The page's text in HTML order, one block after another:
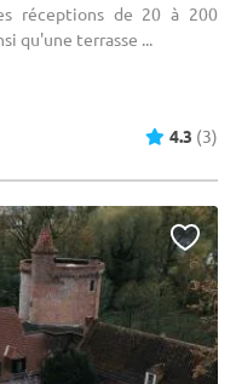
réceptions de 20 à 200
qu'une terrasse ...
4.3 (3)